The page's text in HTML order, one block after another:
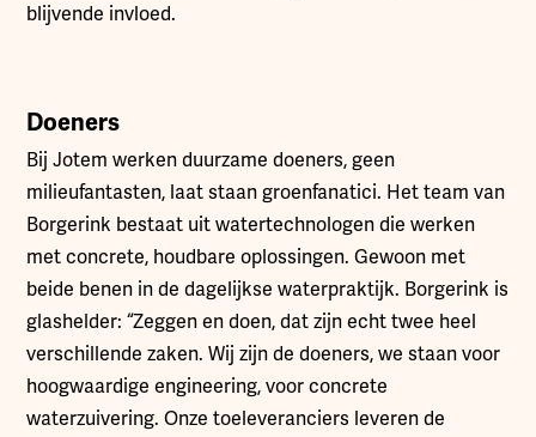
blijvende invloed.
Doeners
Bij Jotem werken duurzame doeners, geen
milieufantasten, laat staan groenfanatici. Het team van
Borgerink bestaat uit watertechnologen die werken
met concrete, houdbare oplossingen. Gewoon met
beide benen in de dagelijkse waterpraktijk. Borgerink is
glashelder: “Zeggen en doen, dat zijn echt twee heel
verschillende zaken. Wij zijn de doeners, we staan voor
hoogwaardige engineering, voor concrete
waterzuivering. Onze toeleveranciers leveren de